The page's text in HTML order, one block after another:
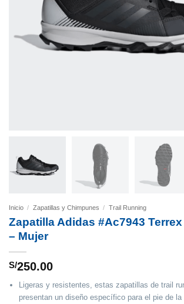
Inicio / Zapatillas y Chimpunes / Trail Running
Zapatilla Adidas #Ac7943
– Mujer
S/250.00
Ligeras y resistentes, estas zapatillas de trail
presentan un diseño específico para el pie de